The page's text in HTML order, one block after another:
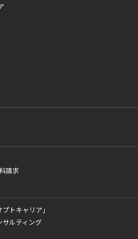
請求
トキャリア」
ルティング